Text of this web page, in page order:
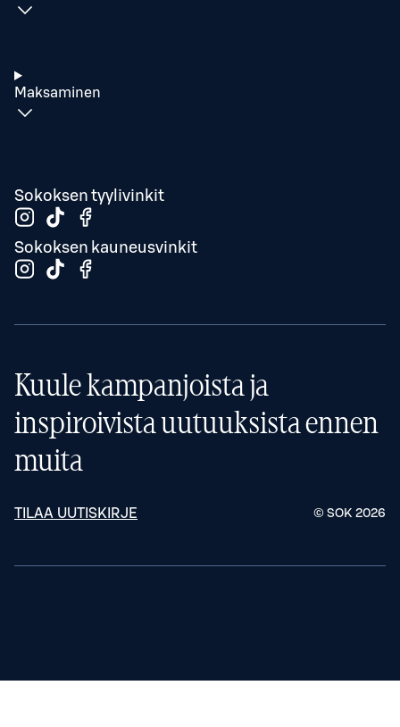
Maksaminen
Sokoksen tyylivinkit
Sokoksen kauneusvinkit
Kuule kampanjoista ja
inspiroivista uutuuksista ennen
muita
TILAA UUTISKIRJE © SOK 2026